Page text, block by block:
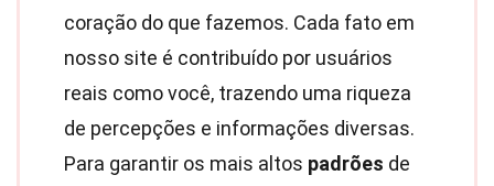
coração do que fazemos. Cada fato em
nosso site é contribuído por usuários
reais como você, trazendo uma riqueza
de percepções e informações diversas.
Para garantir os mais altos padrões de